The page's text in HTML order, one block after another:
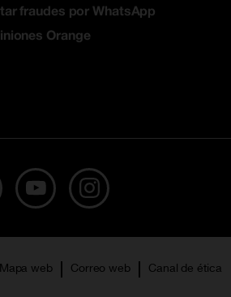
fraudes por WhatsApp
Orange
Mapa web Correo web Canal de ética